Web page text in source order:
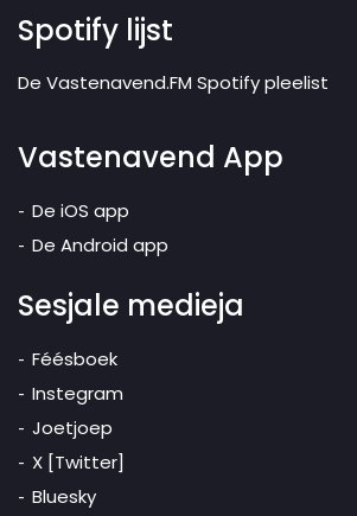
Spotify lijst
De Vastenavend.FM Spotify pleelist
Vastenavend App
De iOS app
De Android app
Sesjale medieja
Féésboek
Instegram
Joetjoep
X [Twitter]
Bluesky